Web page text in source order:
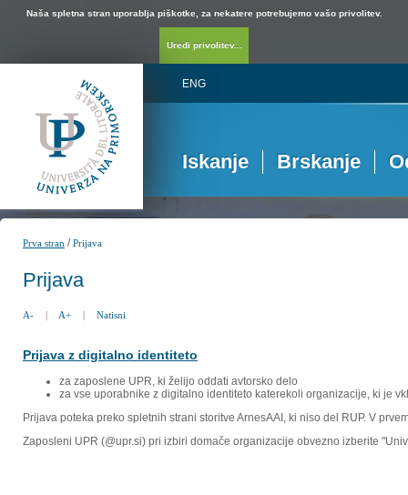
Naša spletna stran uporablja piškotke, za nekatere potrebujemo vašo privolitev.
Uredi privolitev...
ENG
Iskanje Brskanje
Prva stran /Prijava
Prijava
A- | A+ | Natisni
Prijava z digitalno identiteto
za zaposlene UPR, ki želijo oddati avtorsko delo
za vse uporabnike z digitalno identiteto katerekoli organizacije, ki je
Prijava poteka preko spletnih strani storitve ArnesAAI, ki niso del RUP. V
Zaposleni UPR (@upr.si) pri izbiri domače organizacije obvezno izberite